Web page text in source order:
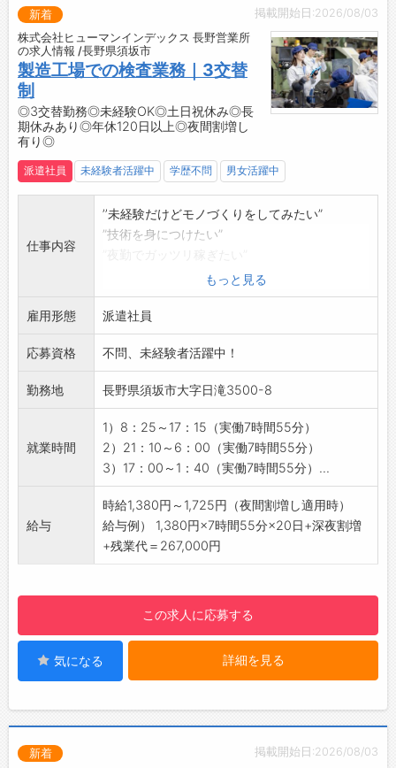
・下はジーンズやパンツなどラフな格好でお仕
事ができます！
◆季節に応じて室内の空調温度を調整していま
すので、作業場は快適です
【環境】
・立ち作業になります
の社員に質問できる環境です
【設備】
☆----------------------------------------
☆
◆時間単位年休制度あり！
有給休暇は1時間分、2時間分と時間単位でも取
得できます◎
☆----------------------------------------
☆
◆給与前払い制度あり！
勤務実績に応じて、給与前払いが可能です◎
☆----------------------------------------
☆
◆ご不明点はいつでもご相談ください！
登録はご自宅からお電話で可能です◎
☆----------------------------------------
☆
◆職場見学可能！自分が働くイメージができま
す。
掲載開始日:2026/08/03
新着
株式会社ヒューマンインデックス 長野営業所
の求人情報 /長野県須坂市
製造工場での検査業務｜3交替
制
◎3交替勤務◎未経験OK◎土日祝休み◎長
期休みあり◎年休120日以上◎夜間割増し
有り◎
派遣社員 未経験者活躍中 学歴不問 男女活躍中
仕事内容
’’未経験だけどモノづくりをしてみたい”
”技術を身につけたい”
まずは、職場に慣れるところから！
徐々に覚えていただくので、未経験の方でも安
心◎◎◎
【具体的には】
・自動車用端子の外観・機能・寸法が規格を満
たしているかを検査。
メータ等の検査機器を使用します。
・PC操作（Excelの入力程度）
【入社後の流れ】
最初の1ヶ月ほどは日勤で、機械操作の練習や先
輩社員に付いて仕事を覚えるところから始まり
ますので安心してください
・幅広い世代の方が活躍中！
・広い食堂や休憩室、ロッカー完備です！
・基本的に難しい作業がないので、未経験でも
【職場の環境】
勤務いただける環境です
・制服は上着のみ貸与。下はジーンズやパンツ
もっと見る
雇用形態 派遣社員
応募資格 不問、未経験者活躍中！
勤務地 長野県須坂市大字日滝3500-8
就業時間
1）8：25～17：15（実働7時間55分）
2）21：10～6：00（実働7時間55分）
3）17：00～1：40（実働7時間55分）...
給与
時給1,380円～1,725円（夜間割増し適用時）
給与例） 1,380円×7時間55分×20日+深夜割増
+残業代＝267,000円
この求人に応募する
気になる 詳細を見る
掲載開始日:2026/08/03
新着